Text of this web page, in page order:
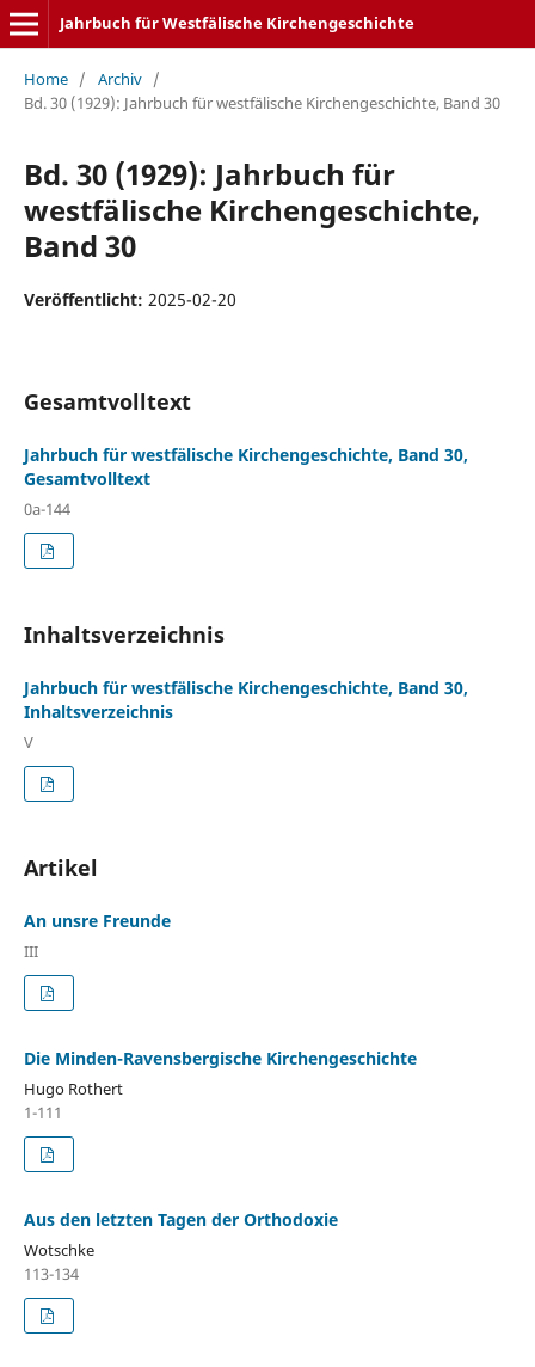
Jahrbuch für Westfälische Kirchengeschichte
Home / Archiv /
Bd. 30 (1929): Jahrbuch für westfälische Kirchengeschichte, Band 30
Bd. 30 (1929): Jahrbuch für
westfälische Kirchengeschichte,
Band 30
Veröffentlicht: 2025-02-20
Gesamtvolltext
Jahrbuch für westfälische Kirchengeschichte, Band 30,
Gesamtvolltext
0a-144
Inhaltsverzeichnis
Jahrbuch für westfälische Kirchengeschichte, Band 30,
Inhaltsverzeichnis
V
Artikel
An unsre Freunde
III
Die Minden-Ravensbergische Kirchengeschichte
Hugo Rothert
1-111
Aus den letzten Tagen der Orthodoxie
Wotschke
113-134